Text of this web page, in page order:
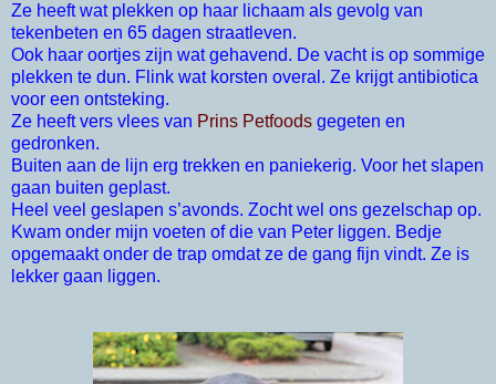
Ze heeft wat plekken op haar lichaam als gevolg van
tekenbeten en 65 dagen straatleven.
Ook haar oortjes zijn wat gehavend. De vacht is op sommige
plekken te dun. Flink wat korsten overal. Ze krijgt antibiotica
voor een ontsteking.
Ze heeft vers vlees van Prins Petfoods gegeten en
gedronken.
Buiten aan de lijn erg trekken en paniekerig. Voor het slapen
gaan buiten geplast.
Heel veel geslapen s’avonds. Zocht wel ons gezelschap op.
Kwam onder mijn voeten of die van Peter liggen. Bedje
opgemaakt onder de trap omdat ze de gang fijn vindt. Ze is
lekker gaan liggen.